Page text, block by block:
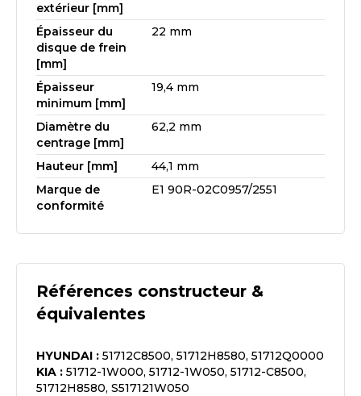
extérieur [mm]
Épaisseur du
disque de frein
[mm]
22 mm
Épaisseur
minimum [mm]
19,4 mm
Diamètre du
centrage [mm]
62,2 mm
Hauteur [mm]
44,1 mm
Marque de
conformité
E1 90R-02C0957/2551
Références constructeur &
équivalentes
HYUNDAI : 51712C8500, 51712H8580, 51712Q0000
KIA : 51712-1W000, 51712-1W050, 51712-C8500,
51712H8580, S517121W050